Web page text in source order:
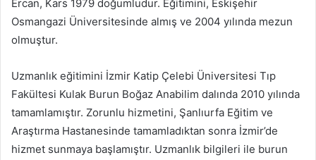
Ercan, Kars 1979 doğumludur. Eğitimini, Eskişehir
Osmangazi Üniversitesinde almış ve 2004 yılında mezun
olmuştur.
Uzmanlık eğitimini İzmir Katip Çelebi Üniversitesi Tıp
Fakültesi Kulak Burun Boğaz Anabilim dalında 2010 yılında
tamamlamıştır. Zorunlu hizmetini, Şanlıurfa Eğitim ve
Araştırma Hastanesinde tamamladıktan sonra İzmir’de
hizmet sunmaya başlamıştır. Uzmanlık bilgileri ile burun